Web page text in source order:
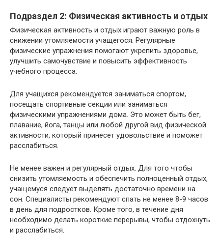
Подраздел 2: Физическая активность и отдых
Физическая активность и отдых играют важную роль в
снижении утомляемости учащегося. Регулярные
физические упражнения помогают укрепить здоровье,
улучшить самочувствие и повысить эффективность
учебного процесса.
Для учащихся рекомендуется заниматься спортом,
посещать спортивные секции или заниматься
физическими упражнениями дома. Это может быть бег,
плавание, йога, танцы или любой другой вид физической
активности, который принесет удовольствие и поможет
расслабиться.
Не менее важен и регулярный отдых. Для того чтобы
снизить утомляемость и обеспечить полноценный отдых,
учащемуся следует выделять достаточно времени на
сон. Специалисты рекомендуют спать не менее 8-9 часов
в день для подростков. Кроме того, в течение дня
необходимо делать короткие перерывы, чтобы отдохнуть
и расслабиться.